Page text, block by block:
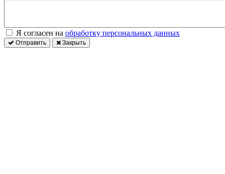
Я согласен на обработку персональных данных
Отправить Закрыть